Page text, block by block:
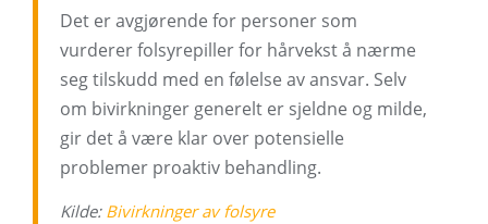
Det er avgjørende for personer som
vurderer folsyrepiller for hårvekst å nærme
seg tilskudd med en følelse av ansvar. Selv
om bivirkninger generelt er sjeldne og milde,
gir det å være klar over potensielle
problemer proaktiv behandling.
Kilde: Bivirkninger av folsyre